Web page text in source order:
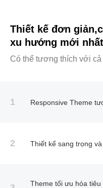
Thiết kế đơn
xu hướng mới
Có thể tương thích với
1 Responsive Theme
2 Thiết kế sang trọng
Theme tối ưu hóa